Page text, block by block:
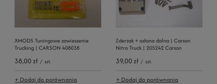
XMODS Tuningowe zawieszenie
Trucking | CARSON 408038
38,00 zł / szt.
+ Dodaj do porównania
Zderzak + osłona dolna | Carson
Nitro Truck | 205242 Carson
39,00 zł / szt.
+ Dodaj do porównania